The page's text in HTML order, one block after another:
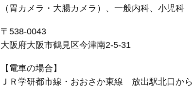
（胃カメラ・大腸カメラ）、一般内科、小児科
〒538-0043
大阪府大阪市鶴見区今津南2-5-31
【電車の場合】
ＪＲ学研都市線・おおさか東線 放出駅北口から